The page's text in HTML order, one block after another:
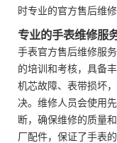
时专业的官方售后维
专业的手表维修服
手表官方售后维修服
的培训和考核，具备
机芯故障、表带损坏
决。维修人员会使用
断，确保维修的质量
厂配件，保证了手表的